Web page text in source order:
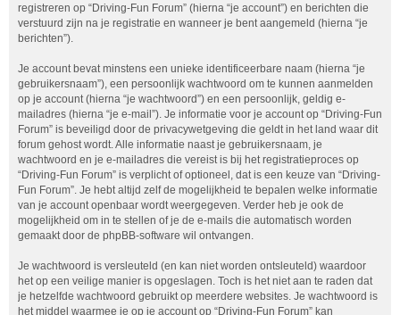
registreren op “Driving-Fun Forum” (hierna “je account”) en berichten die
verstuurd zijn na je registratie en wanneer je bent aangemeld (hierna “je
berichten”).
Je account bevat minstens een unieke identificeerbare naam (hierna “je
gebruikersnaam”), een persoonlijk wachtwoord om te kunnen aanmelden
op je account (hierna “je wachtwoord”) en een persoonlijk, geldig e-
mailadres (hierna “je e-mail”). Je informatie voor je account op “Driving-Fun
Forum” is beveiligd door de privacywetgeving die geldt in het land waar dit
forum gehost wordt. Alle informatie naast je gebruikersnaam, je
wachtwoord en je e-mailadres die vereist is bij het registratieproces op
“Driving-Fun Forum” is verplicht of optioneel, dat is een keuze van “Driving-
Fun Forum”. Je hebt altijd zelf de mogelijkheid te bepalen welke informatie
van je account openbaar wordt weergegeven. Verder heb je ook de
mogelijkheid om in te stellen of je de e-mails die automatisch worden
gemaakt door de phpBB-software wil ontvangen.
Je wachtwoord is versleuteld (en kan niet worden ontsleuteld) waardoor
het op een veilige manier is opgeslagen. Toch is het niet aan te raden dat
je hetzelfde wachtwoord gebruikt op meerdere websites. Je wachtwoord is
het middel waarmee je op je account op “Driving-Fun Forum” kan